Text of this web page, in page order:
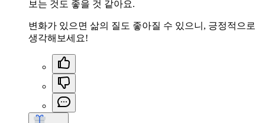
보는 것도 좋을 것 같아요.
변화가 있으면 삶의 질도 좋아질 수 있으니, 긍정적으로
생각해보세요!